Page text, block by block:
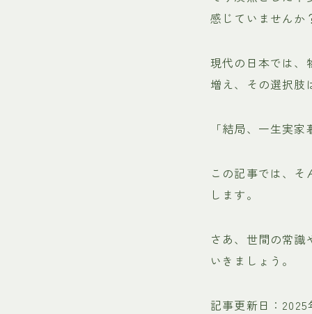
感じていませんか
現代の日本では、
増え、その選択肢
「結局、一生実
この記事では、
します。
さあ、世間の常
いきましょう。
記事更新日：2025